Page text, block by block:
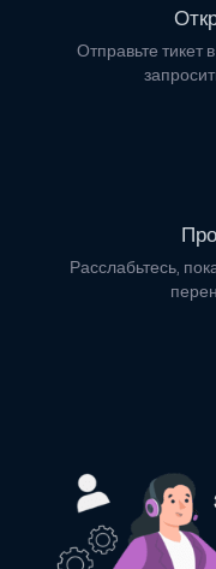
Отправьте тикет
Расслабьтесь,